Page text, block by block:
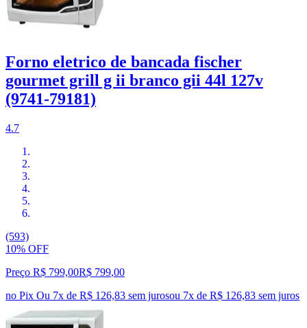
Forno eletrico de bancada fischer
gourmet grill g ii branco gii 44l 127v
(9741-79181)
4.7
(593)
10% OFF
Preço R$ 799,00R$ 799,00
no Pix Ou 7x de R$ 126,83 sem jurosou 7x de R$ 126,83 sem juros